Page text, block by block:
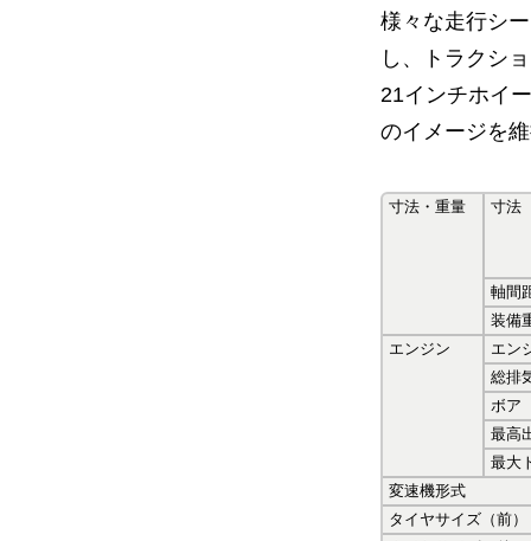
様々な走行シ
し、トラクシ
21インチホイ
のイメージを
寸法・重量 寸法
軸間
装備
エンジン
エン
総排
ボア
最高
最大
変速機形式
タイヤサイズ（前）